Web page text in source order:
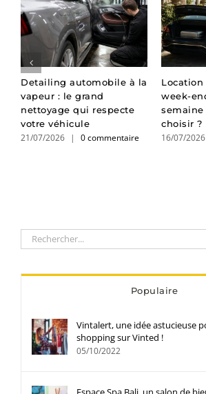
Detailing automobile à la
vapeur : le grand
nettoyage qui respecte
votre véhicule
21/07/2026 | 0 commentaire
Location
week-
choisir ?
16/07/2026
Rechercher:
Populaire
Vintalert, une idée astucieuse
shopping sur Vinted !
05/10/2022